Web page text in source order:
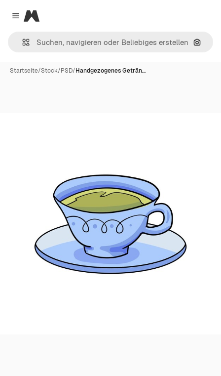
Close menu
Magnific
Nach
Startseite/Stock/PSD/Handgezogenes Geträn…